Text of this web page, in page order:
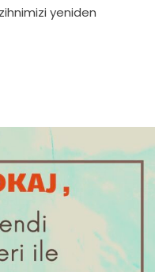
yeniden